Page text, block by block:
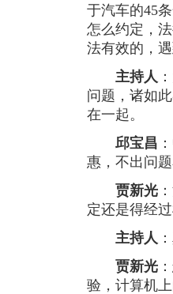
于汽车的45
怎么约定，
法有效的，
主持人
问题，诸如
在一起。
邱宝昌
惠，不出问
贾新光
定还是得经
主持人
贾新光
验，计算机